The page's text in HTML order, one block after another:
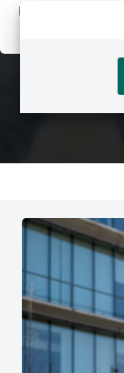
Más rápido y